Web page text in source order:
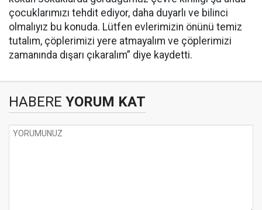
çocuklarımızı tehdit ediyor, daha duyarlı ve bilinci
olmalıyız bu konuda. Lütfen evlerimizin önünü temiz
tutalım, çöplerimizi yere atmayalım ve çöplerimizi
zamanında dışarı çıkaralım” diye kaydetti.
HABERE YORUM KAT